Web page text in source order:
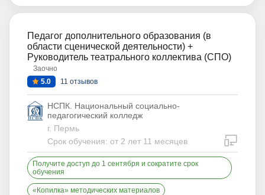
Педагог дополнительного образования (в
области сценической деятельности) +
Руководитель театрального коллектива (СПО)
Заочно
5.0
11 отзывов
НСПК. Национальный социально-
педагогический колледж
г. Пермь
Срок обучения: от 2 лет 11 месяцев
Получите доступ до 1 сентября и сократите срок
обучения
«Копилка» методических материалов